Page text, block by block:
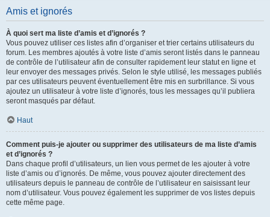
Amis et ignorés
À quoi sert ma liste d’amis et d’ignorés ?
Vous pouvez utiliser ces listes afin d’organiser et trier certains utilisateurs du
forum. Les membres ajoutés à votre liste d’amis seront listés dans le panneau
de contrôle de l’utilisateur afin de consulter rapidement leur statut en ligne et
leur envoyer des messages privés. Selon le style utilisé, les messages publiés
par ces utilisateurs peuvent éventuellement être mis en surbrillance. Si vous
ajoutez un utilisateur à votre liste d’ignorés, tous les messages qu’il publiera
seront masqués par défaut.
Haut
Comment puis-je ajouter ou supprimer des utilisateurs de ma liste d’amis
et d’ignorés ?
Dans chaque profil d’utilisateurs, un lien vous permet de les ajouter à votre
liste d’amis ou d’ignorés. De même, vous pouvez ajouter directement des
utilisateurs depuis le panneau de contrôle de l’utilisateur en saisissant leur
nom d’utilisateur. Vous pouvez également les supprimer de vos listes depuis
cette même page.